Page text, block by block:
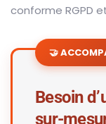
conforme RGPD
🤝
Besoin
sur-